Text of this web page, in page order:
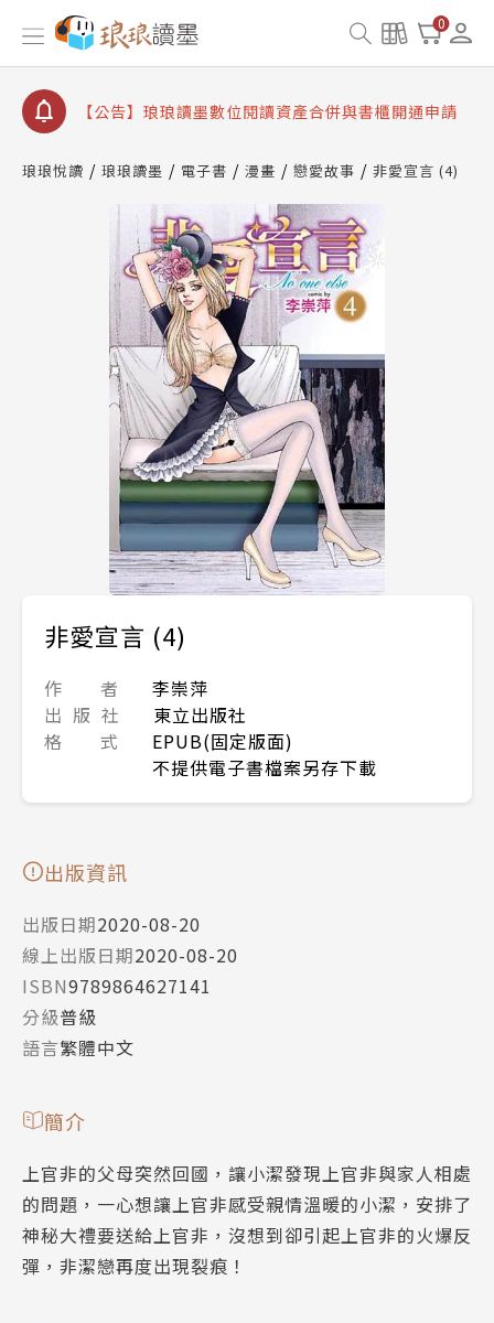
0
【公告】琅琅書店服務升級重要說明及資產合併結果
查詢
【公告】因 Readmoo 讀墨系統維護中，本站同步暫
【公告】琅琅讀墨數位閱讀資產合併與書櫃開通申請
請圖文教學
【公告】琅琅書店服務升級重要說明及資產合併結果
【公告】因 Readmoo 讀墨系統維護中，本站同步暫
停部分閱讀服務
琅琅悅讀 琅琅讀墨 電子書 漫畫 戀愛故事 非愛宣言 (4)
非愛宣言 (4)
作 者
李崇萍
出 版 社
東立出版社
格 式
EPUB(固定版面)
不提供電子書檔案另存下載
出版資訊
出版日期2020-08-20
線上出版日期2020-08-20
ISBN9789864627141
分級普級
語言繁體中文
簡介
上官非的父母突然回國，讓小潔發現上官非與家人相處
的問題，一心想讓上官非感受親情溫暖的小潔，安排了
神秘大禮要送給上官非，沒想到卻引起上官非的火爆反
彈，非潔戀再度出現裂痕！